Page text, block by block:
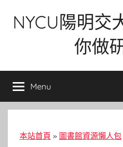
NYCU陽明交
你做
Menu
本站首頁 » 圖書館資源懶人包